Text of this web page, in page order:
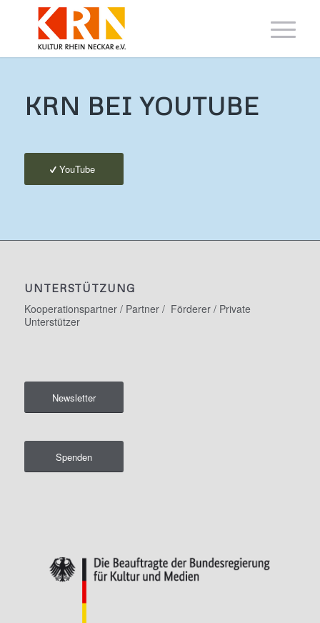
KRN BEI YOUTUBE
YouTube
UNTERSTÜTZUNG
Kooperationspartner / Partner / Förderer / Private
Unterstützer
Newsletter
Spenden